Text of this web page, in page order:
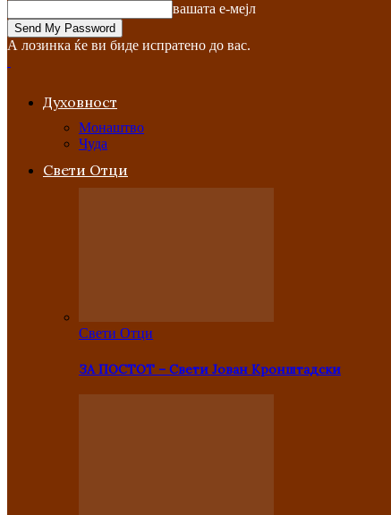
вашата е-мејл
А лозинка ќе ви биде испратено до вас.
Духовност
Монаштво
Чуда
Свети Отци
Свети Отци
ЗА ПОСТОТ – Свети Јован Кронштадски